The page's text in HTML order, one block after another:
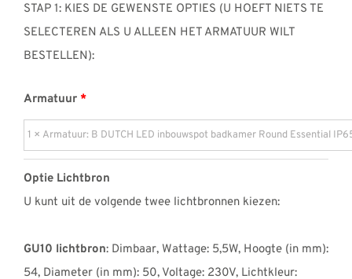
STAP 1: KIES DE GEWENSTE OPTIES (U HOEFT NIETS TE
SELECTEREN ALS U ALLEEN HET ARMATUUR WILT
BESTELLEN):
Armatuur
Optie Lichtbron
U kunt uit de volgende twee lichtbronnen kiezen:
GU10 lichtbron: Dimbaar, Wattage: 5,5W, Hoogte (in mm):
54, Diameter (in mm): 50, Voltage: 230V, Lichtkleur: